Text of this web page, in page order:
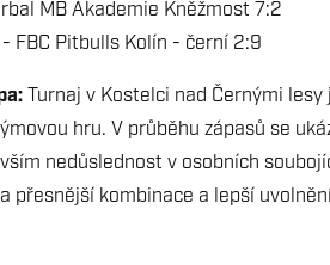
MB Akademie Kněžmost 7:2
FBC Pitbulls Kolín - černí 2:9
Turnaj v Kostelci nad Černými
hru. V průběhu zápasů se
nedůslednost v osobních
přesnější kombinace a lepší